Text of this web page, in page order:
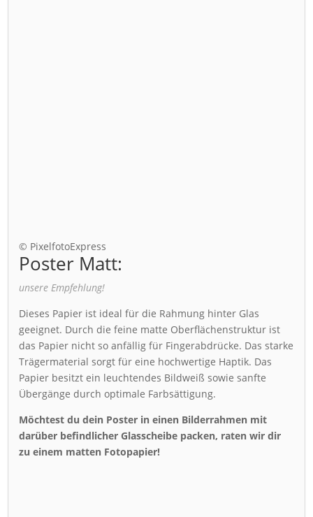
© PixelfotoExpress
Poster Matt:
unsere Empfehlung!
Dieses Papier ist ideal für die Rahmung hinter Glas
geeignet. Durch die feine matte Oberflächenstruktur ist
das Papier nicht so anfällig für Fingerabdrücke. Das starke
Trägermaterial sorgt für eine hochwertige Haptik. Das
Papier besitzt ein leuchtendes Bildweiß sowie sanfte
Übergänge durch optimale Farbsättigung.
Möchtest du dein Poster in einen Bilderrahmen mit
darüber befindlicher Glasscheibe packen, raten wir dir
zu einem matten Fotopapier!